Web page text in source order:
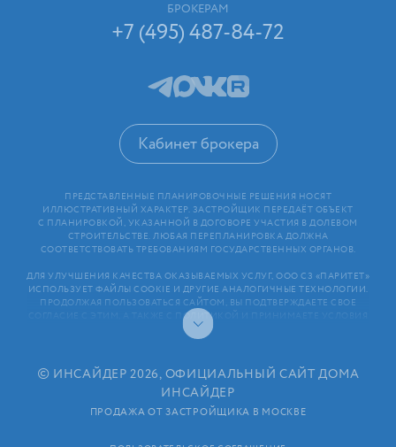
БРОКЕРАМ
+7 (495) 487-84-72
Кабинет брокера
ПРЕДСТАВЛЕННЫЕ ПЛАНИРОВОЧНЫЕ РЕШЕНИЯ НОСЯТ
ИЛЛЮСТРАТИВНЫЙ ХАРАКТЕР. ЗАСТРОЙЩИК ПЕРЕДАЁТ ОБЪЕКТ
С ПЛАНИРОВКОЙ, УКАЗАННОЙ В ДОГОВОРЕ УЧАСТИЯ В ДОЛЕВОМ
СТРОИТЕЛЬСТВЕ. ЛЮБАЯ ПЕРЕПЛАНИРОВКА ДОЛЖНА
СООТВЕТСТВОВАТЬ ТРЕБОВАНИЯМ ГОСУДАРСТВЕННЫХ ОРГАНОВ.
ДЛЯ УЛУЧШЕНИЯ КАЧЕСТВА ОКАЗЫВАЕМЫХ УСЛУГ, ООО СЗ «ПАРИТЕТ»
ИСПОЛЬЗУЕТ ФАЙЛЫ COOKIE И ДРУГИЕ АНАЛОГИЧНЫЕ ТЕХНОЛОГИИ.
ПРОДОЛЖАЯ ПОЛЬЗОВАТЬСЯ САЙТОМ, ВЫ ПОДТВЕРЖДАЕТЕ СВОЕ
СОГЛАСИЕ С ЭТИМ, А ТАКЖЕ С ПОЛИТИКОЙ И ПРИНИМАЕТЕ УСЛОВИЯ
ПОЛЬЗОВАТЕЛЬСКОГО СОГЛАШЕНИЯ. ЛЮБАЯ ИНФОРМАЦИЯ,
ПРЕДСТАВЛЕННАЯ НА САЙТЕ, НОСИТ ИНФОРМАЦИОННЫЙ ХАРАКТЕР
ЗАСТРОЙЩИКОМ (В ТОМ ЧИСЛЕ РАЗМЕЩЕНИЕ ПРОЕКТНЫХ
ДЕКЛАРАЦИЙ И ИНЫХ ОБЯЗАТЕЛЬНЫХ ДОКУМЕНТОВ)
В СООТВЕТСТВИИ СО СТАТЬЕЙ 3.1. ФЕДЕРАЛЬНОГО ЗАКОНА
ОТ 30.12.2004 N 214⁠-⁠ФЗ «ОБ УЧАСТИИ В ДОЛЕВОМ СТРОИТЕЛЬСТВЕ
© ИНСАЙДЕР 2026, ОФИЦИАЛЬНЫЙ САЙТ ДОМА
ИНСАЙДЕР
ПРОДАЖА ОТ ЗАСТРОЙЩИКА В МОСКВЕ